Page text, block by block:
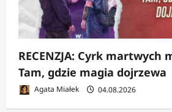
RECENZJA: Cyrk martwych
Tam, gdzie magia dojrzewa
Agata Miałek 04.08.2026